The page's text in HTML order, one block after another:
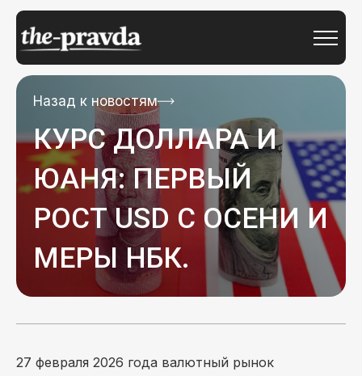
Назад к новостям
КУРС ДОЛЛАРА И
ЮАНЯ: ПЕРВЫЙ
РОСТ USD С ОСЕНИ И
МЕРЫ НБК.
27 февраля 2026 года валютный рынок